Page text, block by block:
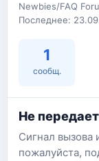
Newbies/FAQ
Последнее:
1
сообщ.
Не
Сигнал вызова
пожалуйста,